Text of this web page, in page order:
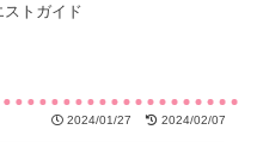
ストガイド
2024/01/27 2024/02/07